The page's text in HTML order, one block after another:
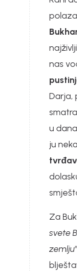
nas
Darja,
u
ju
Za
svete
zemlju”